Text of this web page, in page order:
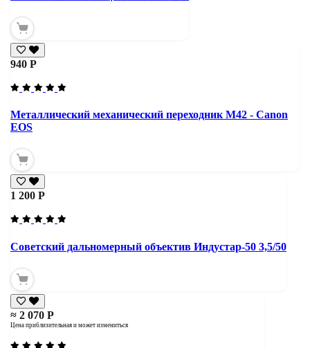
940 Р
Металлический механический переходник M42 - Canon
EOS
1 200 Р
Советский дальномерный объектив Индустар-50 3,5/50
≈ 2 070 Р
Цена приблизительная и может измениться